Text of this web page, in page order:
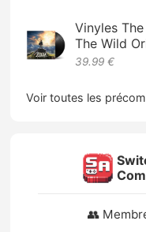
Vinyles
The Wild
39.99 €
Voir toutes les
👥